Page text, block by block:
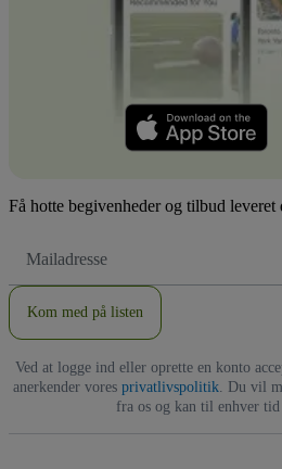
Få hotte begivenheder og tilbud
adresse
Kom med på listen
Ved at logge ind eller oprette en konto
anerkender vores privatlivspolitik. Du vil
fra os og kan til enhver